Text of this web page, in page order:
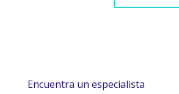
Encuentra un especialista